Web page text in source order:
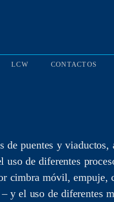
LCW CONTACTOS
puentes y viaductos,
de diferentes
cimbra móvil,
y el uso de diferentes